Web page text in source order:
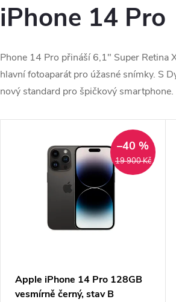
iPhone 14 Pro
Phone 14 Pro přináší 6,1" Super
hlavní fotoaparát pro úžasné snímky. S
nový standard pro špičkový smartphone.
19 900 Kč
–40 %
Apple iPhone 14 Pro 128GB
vesmírně černý, stav B